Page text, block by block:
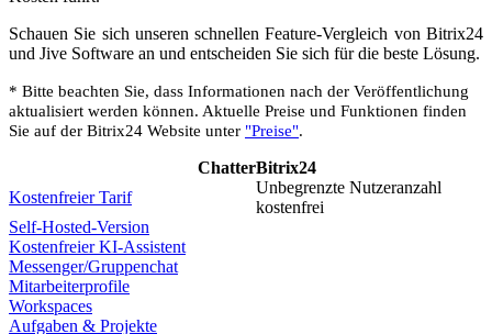
Schauen Sie sich unseren schnellen Feature-Vergleich von Bitrix24
und Jive Software an und entscheiden Sie sich für die beste Lösung.
* Bitte beachten Sie, dass Informationen nach der Veröffentlichung
aktualisiert werden können. Aktuelle Preise und Funktionen finden
Sie auf der Bitrix24 Website unter "Preise".
ChatterBitrix24
Kostenfreier Tarif
Unbegrenzte Nutzeranzahl
kostenfrei
Self-Hosted-Version
Kostenfreier KI-Assistent
Messenger/Gruppenchat
Mitarbeiterprofile
Workspaces
Aufgaben & Projekte